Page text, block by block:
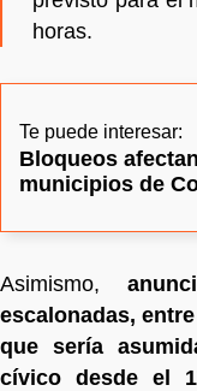
horas.
Te puede interesar:
Bloqueos
municipios de
Asimismo,
escalonadas,
que sería
cívico desde el